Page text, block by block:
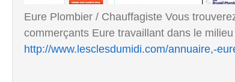
Eure Plombier / Chauffagiste Vous
commerçants Eure travaillant dans le
http://www.lesclesdumidi.com/annuaire,-